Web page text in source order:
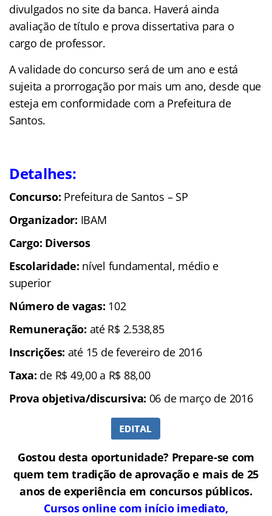
divulgados no site da banca. Haverá ainda
avaliação de título e prova dissertativa para o
cargo de professor.
A validade do concurso será de um ano e está
sujeita a prorrogação por mais um ano, desde que
esteja em conformidade com a Prefeitura de
Santos.
Detalhes:
Concurso: Prefeitura de Santos – SP
Organizador: IBAM
Cargo: Diversos
Escolaridade: nível fundamental, médio e
superior
Número de vagas: 102
Remuneração: até R$ 2.538,85
Inscrições: até 15 de fevereiro de 2016
Taxa: de R$ 49,00 a R$ 88,00
Prova objetiva/discursiva: 06 de março de 2016
Gostou desta oportunidade? Prepare-se com
quem tem tradição de aprovação e mais de 25
anos de experiência em concursos públicos.
Cursos online com início imediato,